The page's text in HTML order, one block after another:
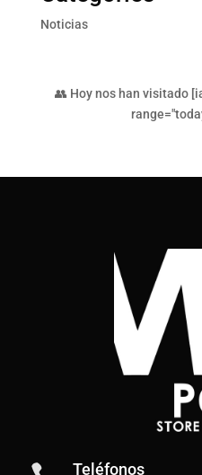
Noticias
👥 Hoy nos han visitado
Teléfonos